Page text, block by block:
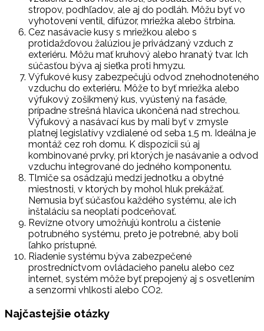
stropov, podhľadov, ale aj do podláh. Môžu byť vo
vyhotovení ventil, difúzor, mriežka alebo štrbina.
Cez nasávacie kusy s mriežkou alebo s
protidažďovou žalúziou je privádzaný vzduch z
exteriéru. Môžu mať kruhový alebo hranatý tvar. Ich
súčasťou býva aj sieťka proti hmyzu.
Výfukové kusy zabezpečujú odvod znehodnoteného
vzduchu do exteriéru. Môže to byť mriežka alebo
výfukový zošikmený kus, vyústený na fasáde,
prípadne strešná hlavica ukončená nad strechou.
Výfukový a nasávací kus by mali byť v zmysle
platnej legislatívy vzdialené od seba 1,5 m. Ideálna je
montáž cez roh domu. K dispozícii sú aj
kombinované prvky, pri ktorých je nasávanie a odvod
vzduchu integrované do jedného komponentu.
Tlmiče sa osádzajú medzi jednotku a obytné
miestnosti, v ktorých by mohol hluk prekážať.
Nemusia byť súčasťou každého systému, ale ich
inštaláciu sa neoplatí podceňovať.
Revízne otvory umožňujú kontrolu a čistenie
potrubného systému, preto je potrebné, aby boli
ľahko prístupné.
Riadenie systému býva zabezpečené
prostredníctvom ovládacieho panelu alebo cez
internet, systém môže byť prepojený aj s osvetlením
a senzormi vhlkosti alebo CO2.
Najčastejšie otázky